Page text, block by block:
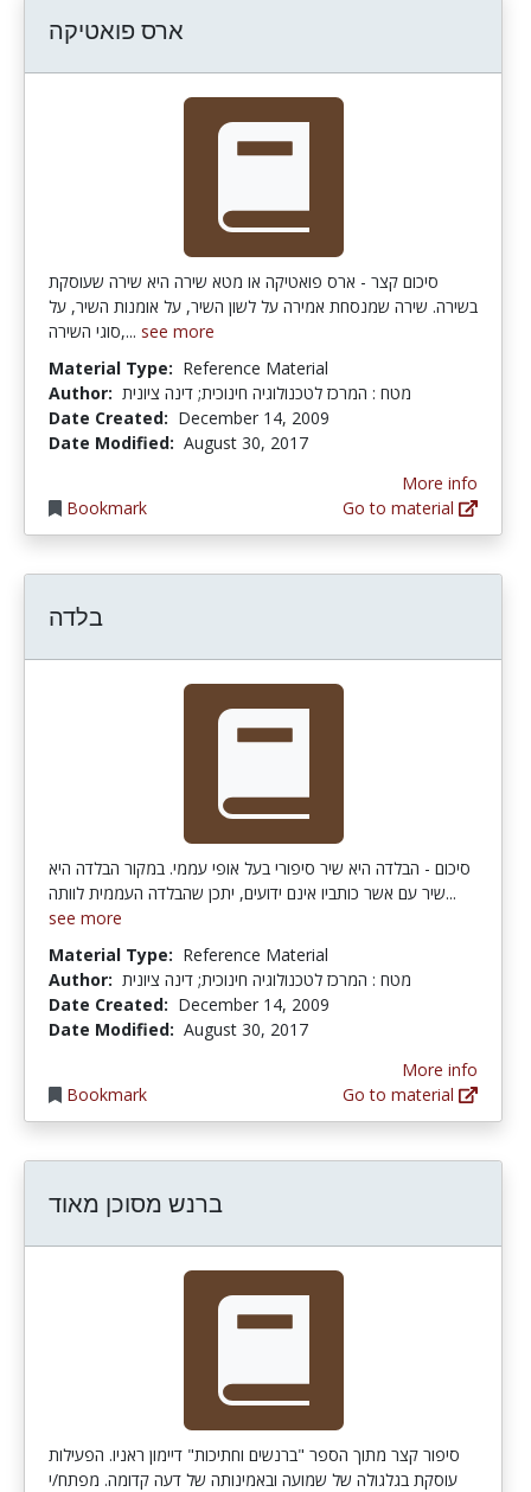
ארס פואטיקה
סיכום קצר - ארס פואטיקה או מטא שירה היא שירה שעוסקת
בשירה. שירה שמנסחת אמירה על לשון השיר, על אומנות השיר, על
סוגי השירה,... see more
Material Type: Reference Material
Author: מטח : המרכז לטכנולוגיה חינוכית; דינה ציונית
Date Created: December 14, 2009
Date Modified: August 30, 2017
Bookmark
More info
Go to material
בלדה
סיכום - הבלדה היא שיר סיפורי בעל אופי עממי. במקור הבלדה היא
שיר עם אשר כותביו אינם ידועים, יתכן שהבלדה העממית לוותה...
see more
Material Type: Reference Material
Author: מטח : המרכז לטכנולוגיה חינוכית; דינה ציונית
Date Created: December 14, 2009
Date Modified: August 30, 2017
Bookmark
More info
Go to material
ברנש מסוכן מאוד
סיפור קצר מתוך הספר "ברנשים וחתיכות" דיימון ראניו. הפעילות
עוסקת בגלגולה של שמועה ובאמינותה של דעה קדומה. מפתח/י